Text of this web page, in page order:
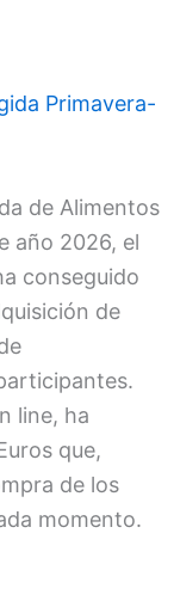
Primavera-
de Alimentos
año 2026, el
conseguido
de
line, ha
que,
de los
momento.